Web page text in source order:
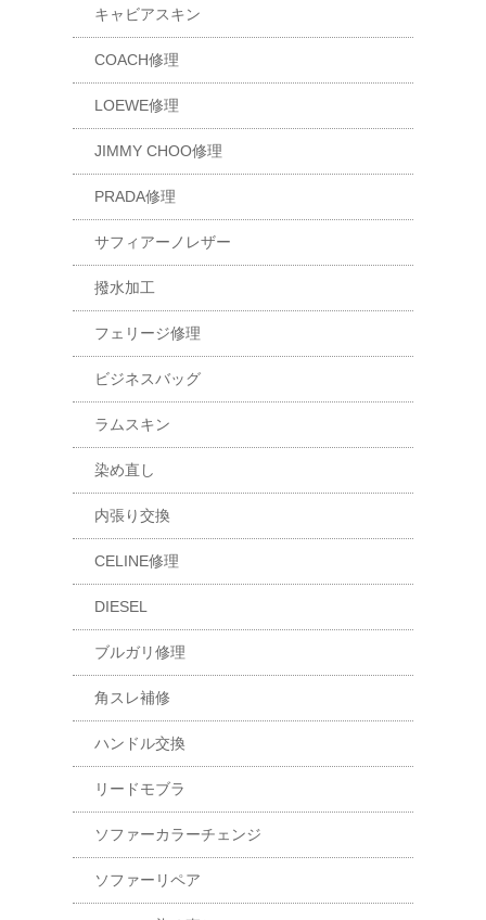
キャビアスキン
COACH修理
LOEWE修理
JIMMY CHOO修理
PRADA修理
サフィアーノレザー
撥水加工
フェリージ修理
ビジネスバッグ
ラムスキン
染め直し
内張り交換
CELINE修理
DIESEL
ブルガリ修理
角スレ補修
ハンドル交換
リードモブラ
ソファーカラーチェンジ
ソファーリペア